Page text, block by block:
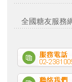
全國糖友服務